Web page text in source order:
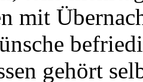
mit
gehört